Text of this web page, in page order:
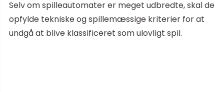
Selv om spilleautomater er meget udbredte, skal de
opfylde tekniske og spillemæssige kriterier for at
undgå at blive klassificeret som ulovligt spil.